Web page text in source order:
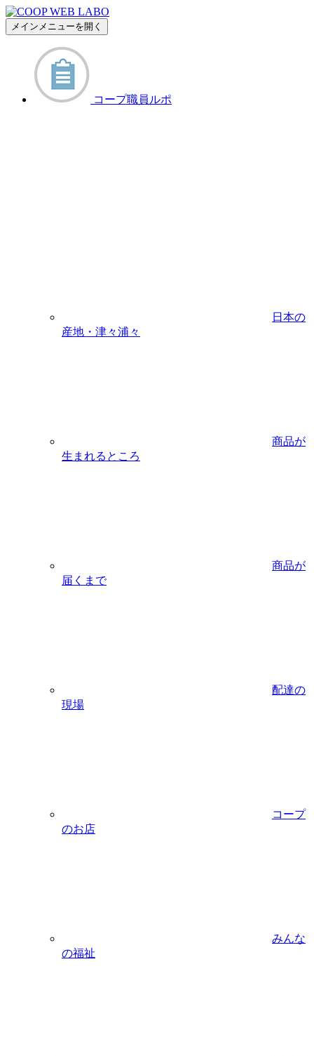
メインメニューを開く
コープ職員ルポ
日本の
産地・津々浦々
商品が
生まれるところ
商品が
届くまで
配達の
現場
コープ
のお店
みんな
の福祉